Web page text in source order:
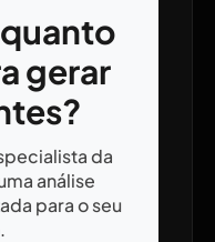
gerar
da
análise
para o seu